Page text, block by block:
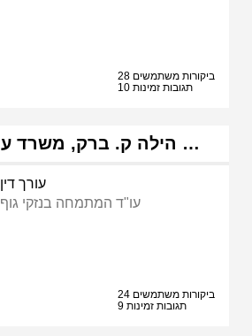
28 ביקורות משתמשים
10 תגובות זמינות
הילה ק. ברק, משרד עורכי דין נזקי …
עורך דין
עו"ד המתמחה בנזקי גוף
24 ביקורות משתמשים
9 תגובות זמינות